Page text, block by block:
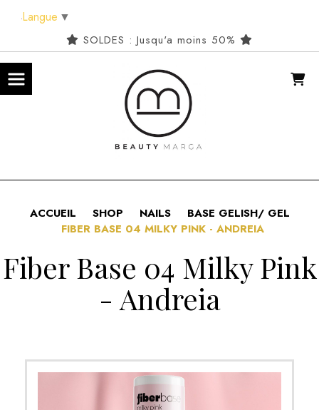
SOLDES : Jusqu'a moins 50%
ACCUEIL SHOP NAILS
BASE GELISH/ GEL
FIBER BASE 04 MILKY PINK - ANDREIA
Fiber Base 04 Milky Pink
- Andreia
Langue ▼